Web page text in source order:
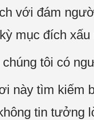
với đám
mục đích xấu
tôi có
này tìm kiếm
tin tưởng